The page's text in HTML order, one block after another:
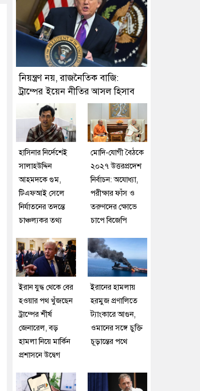
নিয়ন্ত্রণ নয়, রাজনৈতিক বাজি:
ট্রাম্পের ইয়েন নীতির আসল হিসাব
হাসিনার নির্দেশেই
সালাহউদ্দিন
আহমদকে গুম,
টিএফআই সেলে
নির্যাতনের তদন্তে
চাঞ্চল্যকর তথ্য
মোদি-যোগী বৈঠকে
২০২৭ উত্তরপ্রদেশ
নির্বাচন: অযোধ্যা,
পরীক্ষার ফাঁস ও
তরুণদের ক্ষোভে
চাপে বিজেপি
ইরান যুদ্ধ থেকে বের
হওয়ার পথ খুঁজছেন
ট্রাম্পের শীর্ষ
জেনারেল, বড়
হামলা নিয়ে মার্কিন
প্রশাসনে উদ্বেগ
ইরানের হামলায়
হরমুজ প্রণালিতে
ট্যাংকারে আগুন,
ওমানের সঙ্গে চুক্তি
চূড়ান্তের পথে